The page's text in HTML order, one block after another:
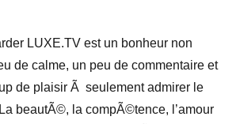
LUXE.TV est un bonheur non
de calme, un peu de commentaire et
de plaisir Ã seulement admirer le
beautÃ©, la compÃ©tence, l’amour